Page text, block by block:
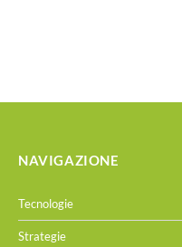
NAVIGAZIONE
Tecnologie
Strategie